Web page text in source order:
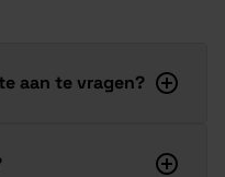
aan te vragen?